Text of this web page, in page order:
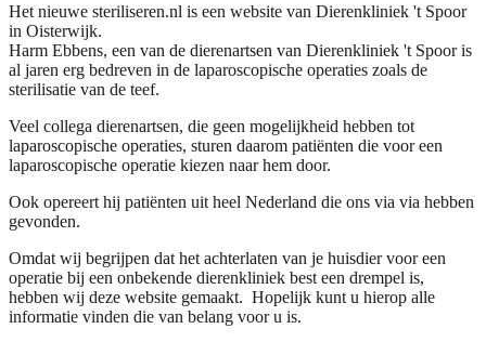
Het nieuwe steriliseren.nl is een website van Dierenkliniek 't Spoor
in Oisterwijk.
Harm Ebbens, een van de dierenartsen van Dierenkliniek 't Spoor is
al jaren erg bedreven in de laparoscopische operaties zoals de
sterilisatie van de teef.
Veel collega dierenartsen, die geen mogelijkheid hebben tot
laparoscopische operaties, sturen daarom patiënten die voor een
laparoscopische operatie kiezen naar hem door.
Ook opereert hij patiënten uit heel Nederland die ons via via hebben
gevonden.
Omdat wij begrijpen dat het achterlaten van je huisdier voor een
operatie bij een onbekende dierenkliniek best een drempel is,
hebben wij deze website gemaakt. Hopelijk kunt u hierop alle
informatie vinden die van belang voor u is.